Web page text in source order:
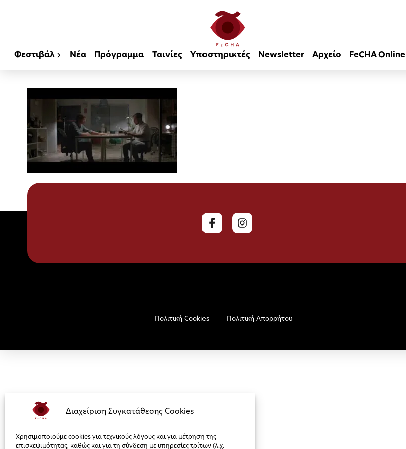
Διαχείριση Συγκατάθεσης Cookies
Χρησιμοποιούμε cookies για τεχνικούς λόγους και για μέτρηση της
επισκεψιμότητας, καθώς και για τη σύνδεση με υπηρεσίες τρίτων (λ.χ.
Φεστιβάλ Νέα Πρόγραμμα Ταινίες Υποστηρικτές Newsletter Αρχείο FeCHA Online
Πολιτική Cookies Πολιτική Απορρήτου